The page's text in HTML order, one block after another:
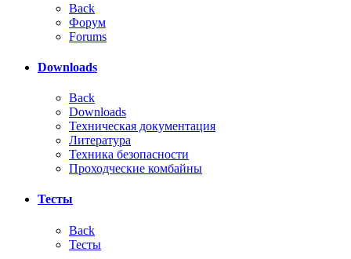
Back
Форум
Forums
Downloads
Back
Downloads
Техническая документация
Литература
Техника безопасности
Проходческие комбайны
Тесты
Back
Тесты